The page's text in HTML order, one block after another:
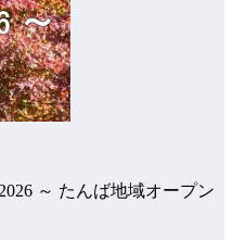
～ たんば地域オープン